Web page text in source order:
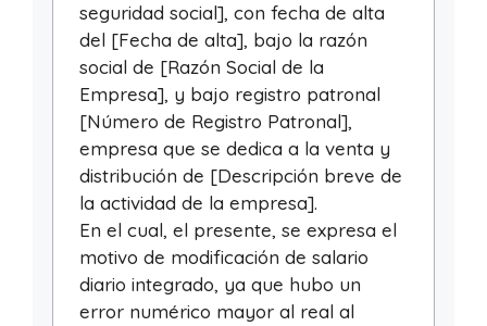
seguridad social], con fecha de alta
del [Fecha de alta], bajo la razón
social de [Razón Social de la
Empresa], y bajo registro patronal
[Número de Registro Patronal],
empresa que se dedica a la venta y
distribución de [Descripción breve de
la actividad de la empresa].
En el cual, el presente, se expresa el
motivo de modificación de salario
diario integrado, ya que hubo un
error numérico mayor al real al